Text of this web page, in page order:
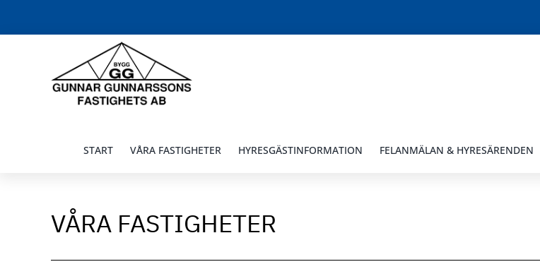
START VÅRA FASTIGHETER HYRESGÄSTINFORMATION FELANMÄLAN & HYRESÄRENDEN
VÅRA FASTIGHETER